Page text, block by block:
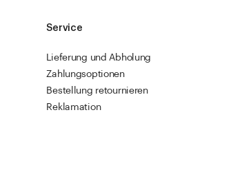
Service
Lieferung und Abholung
Zahlungsoptionen
Bestellung retournieren
Reklamation